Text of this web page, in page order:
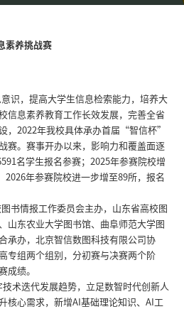
素养挑战赛
识，提高大学生信息检索能力，培养大
信息素养教育工作长效发展，完善全省
， 2022年我校具体承办首届“智信杯”
赛。赛事开办以来，影响力和覆盖面逐
名学生报名参赛； 2025年参赛院校增
2026年参赛院校进一步增至89所，报名
书情报工作委员会主办，山东省高校图
山东农业大学图书馆、曲阜师范大学图
承办，北京智信数图科技有限公司协
专组两个组别，分初赛与决赛两个阶
成绩。
术迭代发展趋势，立足数智时代创新人
核心需求，新增AI基础理论知识、 AI工